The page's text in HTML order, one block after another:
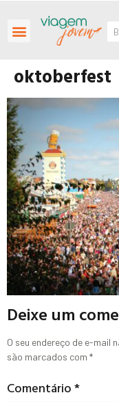
oktoberfest
Deixe um
O seu endereço de e-mail
são marcados com *
Comentário*